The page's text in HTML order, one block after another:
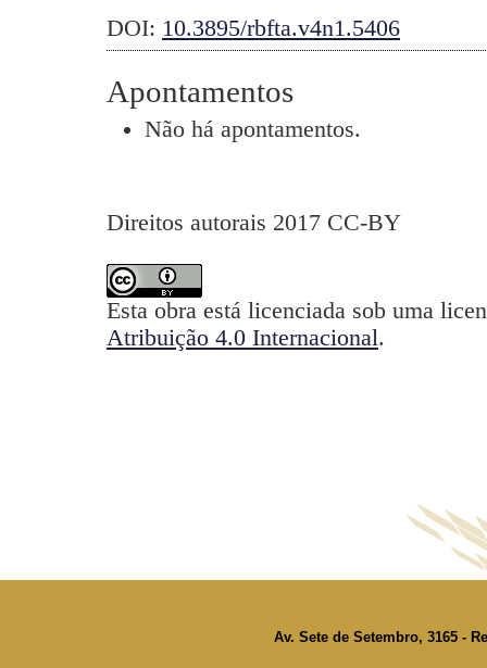
DOI: 10.3895/rbfta.v4n1.5406
Apontamentos
Não há apontamentos.
Direitos autorais 2017 CC-BY
Esta obra está licenciada sob uma
Atribuição 4.0 Internacional.
Av. Sete de Setembro, 3165 -